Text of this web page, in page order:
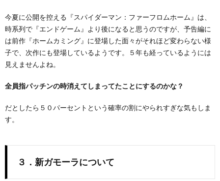
今夏に公開を控える『スパイダーマン：ファーフロムホーム』は、
時系列で『エンドゲーム』より後になると思うのですが、予告編に
は前作『ホームカミング』に登場した面々がそれほど変わらない様
子で、次作にも登場しているようです。５年も経っているようには
見えませんよね。
全員指パッチンの時消えてしまってたことにするのかな？
だとしたら５０パーセントという確率の割にやられすぎな気もしま
す。
３．新ガモーラについて